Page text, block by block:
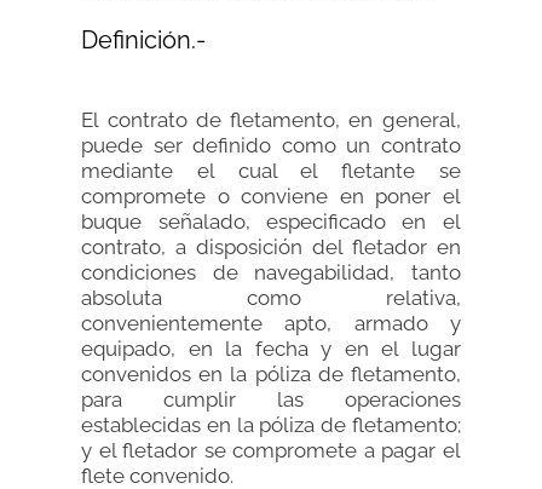
Definición.-
El contrato de fletamento, en general,
puede ser definido como un contrato
mediante el cual el fletante se
compromete o conviene en poner el
buque señalado, especificado en el
contrato, a disposición del fletador en
condiciones de navegabilidad, tanto
absoluta como relativa,
convenientemente apto, armado y
equipado, en la fecha y en el lugar
convenidos en la póliza de fletamento,
para cumplir las operaciones
establecidas en la póliza de fletamento;
y el fletador se compromete a pagar el
flete convenido.